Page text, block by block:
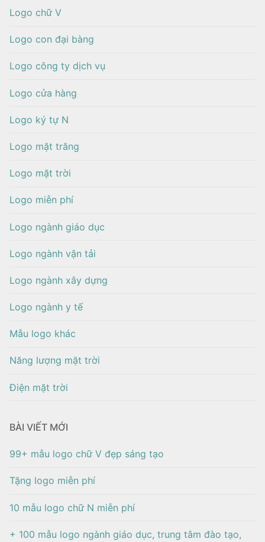
Logo chữ V
Logo con đại bàng
Logo công ty dịch vụ
Logo cửa hàng
Logo ký tự N
Logo mặt trăng
Logo mặt trời
Logo miễn phí
Logo ngành giáo dục
Logo ngành vận tải
Logo ngành xây dựng
Logo ngành y tế
Mẫu logo khác
Năng lượng mặt trời
Điện mặt trời
BÀI VIẾT MỚI
99+ mẫu logo chữ V đẹp sáng tạo
Tặng logo miễn phí
10 mẫu logo chữ N miễn phí
+ 100 mẫu logo ngành giáo dục, trung tâm đào tạo,